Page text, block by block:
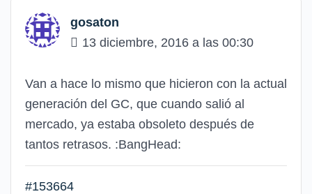
gosaton
13 diciembre, 2016 a las 00:30
Van a hace lo mismo que hicieron con la actual
generación del GC, que cuando salió al
mercado, ya estaba obsoleto después de
tantos retrasos. :BangHead:
#153664